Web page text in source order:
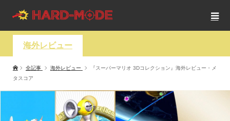
海外レビュー
全記事 海外レビュー
『スーパーマリオ 3Dコレクション』海外レビュー・メ
タスコア